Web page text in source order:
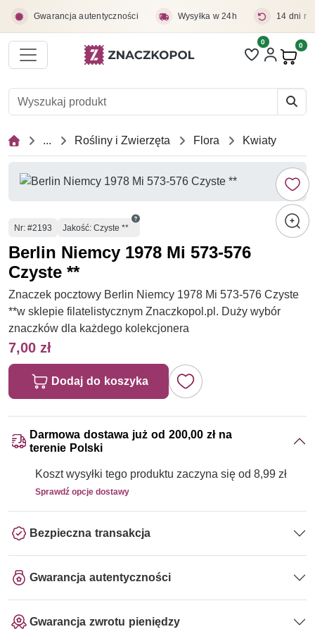
Gwarancja autentyczności Wysyłka w 24h 14 dni
Liczba pozycji
0 0
... Rośliny i Zwierzęta Flora Kwiaty
Numer
Nr: #2193 Jakość: Czyste **
Berlin Niemcy 1978 Mi 573-576
Czyste **
Znaczek pocztowy Berlin Niemcy 1978 Mi 573-576 Czyste
**w sklepie filatelistycznym Znaczkopol.pl. Duży wybór
znaczków dla każdego kolekcjonera
7,00 zł
Dodaj do koszyka
Darmowa dostawa już od 200,00 zł na
terenie Polski
Koszt wysyłki tego produktu zaczyna się od 8,99 zł
Sprawdź opcje dostawy
Bezpieczna transakcja
Gwarancja autentyczności
Gwarancja zwrotu pieniędzy